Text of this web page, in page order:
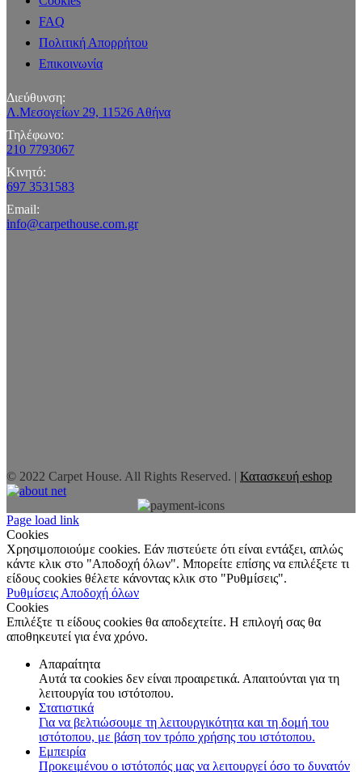
FAQ
Πολιτική Απορρήτου
Επικοινωνία
Διεύθυνση:
Λ.Μεσογείων 29, 11526 Αθήνα
Τηλέφωνο:
210 7793067
Κινητό:
697 3531583
Email:
info@carpethouse.com.gr
© 2022 Carpet House. All Rights Reserved. | Κατασκευή eshop
Page load link
Cookies
Χρησιμοποιούμε cookies. Εάν πιστεύετε ότι είναι εντάξει, απλώς
κάντε κλικ στο "Αποδοχή όλων". Μπορείτε επίσης να επιλέξετε τι
είδους cookies θέλετε κάνοντας κλικ στο "Ρυθμίσεις".
Ρυθμίσεις Αποδοχή όλων
Cookies
Επιλέξτε τι είδους cookies θα αποδεχτείτε. Η επιλογή σας θα
αποθηκευτεί για ένα χρόνο.
Απαραίτητα
Αυτά τα cookies δεν είναι προαιρετικά. Απαιτούνται για τη
λειτουργία του ιστότοπου.
Στατιστικά
Για να βελτιώσουμε τη λειτουργικότητα και τη δομή του
ιστότοπου, με βάση τον τρόπο χρήσης του ιστότοπου.
Εμπειρία
Προκειμένου ο ιστότοπός μας να λειτουργεί όσο το δυνατόν